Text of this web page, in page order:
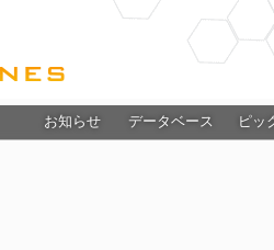
お知らせ データベース ピッ